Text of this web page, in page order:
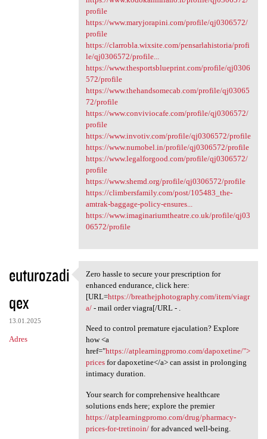
profile
https://www.maryjorapini.com/profile/qj0306572/
profile
https://clarrobla.wixsite.com/pensarlahistoria/profi
le/qj0306572/profile...
https://www.thesportsblueprint.com/profile/qj0306
572/profile
https://www.thehandsomecab.com/profile/qj03065
72/profile
https://www.conviviocafe.com/profile/qj0306572/
profile
https://www.invotiv.com/profile/qj0306572/profile
https://www.numobel.in/profile/qj0306572/profile
https://www.legalforgood.com/profile/qj0306572/
profile
https://www.shemd.org/profile/qj0306572/profile
https://climbersfamily.com/post/105483_the-
amtrak-baggage-policy-ensures...
https://www.imaginariumtheatre.co.uk/profile/qj03
06572/profile
euturozadi
qex
13.01.2025
Adres
Zero hassle to secure your
Zero hassle to secure your prescription for
enhanced endurance, click here:
[URL=https://breathejphotography.com/item/viagr
a/- mail order viagra[/URL - .
Need to control premature ejaculation? Explore
how <a
href="https://atplearningpromo.com/dapoxetine/">
pricesfor dapoxetine</a> can assist in prolonging
intimacy duration.
Your search for comprehensive healthcare
solutions ends here; explore the premier
https://atplearningpromo.com/drug/pharmacy-
prices-for-tretinoin/for advanced well-being.